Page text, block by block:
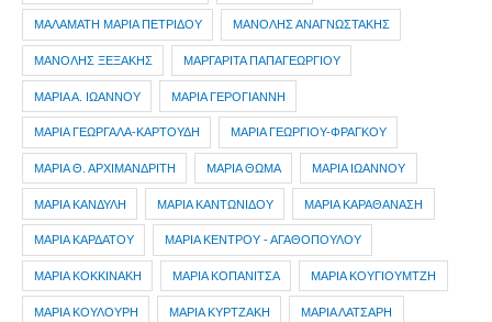
ΜΑΛΑΜΑΤΗ ΜΑΡΙΑ ΠΕΤΡΙΔΟΥ ΜΑΝΟΛΗΣ ΑΝΑΓΝΩΣΤΑΚΗΣ
ΜΑΝΟΛΗΣ ΞΕΞΑΚΗΣ ΜΑΡΓΑΡΙΤΑ ΠΑΠΑΓΕΩΡΓΙΟΥ
ΜΑΡΙΑ Α. ΙΩΑΝΝΟΥ ΜΑΡΙΑ ΓΕΡΟΓΙΑΝΝΗ
ΜΑΡΙΑ ΓΕΩΡΓΑΛΑ-ΚΑΡΤΟΥΔΗ ΜΑΡΙΑ ΓΕΩΡΓΙΟΥ-ΦΡΑΓΚΟΥ
ΜΑΡΙΑ Θ. ΑΡΧΙΜΑΝΔΡΙΤΗ ΜΑΡΙΑ ΘΩΜΑ ΜΑΡΙΑ ΙΩΑΝΝΟΥ
ΜΑΡΙΑ ΚΑΝΔΥΛΗ ΜΑΡΙΑ ΚΑΝΤΩΝΙΔΟΥ ΜΑΡΙΑ ΚΑΡΑΘΑΝΑΣΗ
ΜΑΡΙΑ ΚΑΡΔΑΤΟΥ ΜΑΡΙΑ ΚΕΝΤΡΟΥ - ΑΓΑΘΟΠΟΥΛΟΥ
ΜΑΡΙΑ ΚΟΚΚΙΝΑΚΗ ΜΑΡΙΑ ΚΟΠΑΝΙΤΣΑ ΜΑΡΙΑ ΚΟΥΓΙΟΥΜΤΖΗ
ΜΑΡΙΑ ΚΟΥΛΟΥΡΗ ΜΑΡΙΑ ΚΥΡΤΖΑΚΗ ΜΑΡΙΑ ΛΑΤΣΑΡΗ